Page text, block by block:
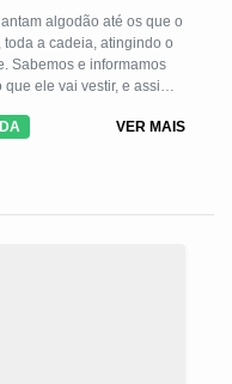
algodão até os que o
a cadeia, atingindo o
ele vai vestir, e assim
VER MAIS